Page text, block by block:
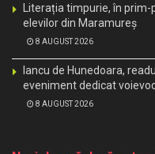
Literația timpurie, în prim-
elevilor din Maramureș
8 AUGUST 2026
Iancu de Hunedoara,
eveniment dedicat
8 AUGUST 2026